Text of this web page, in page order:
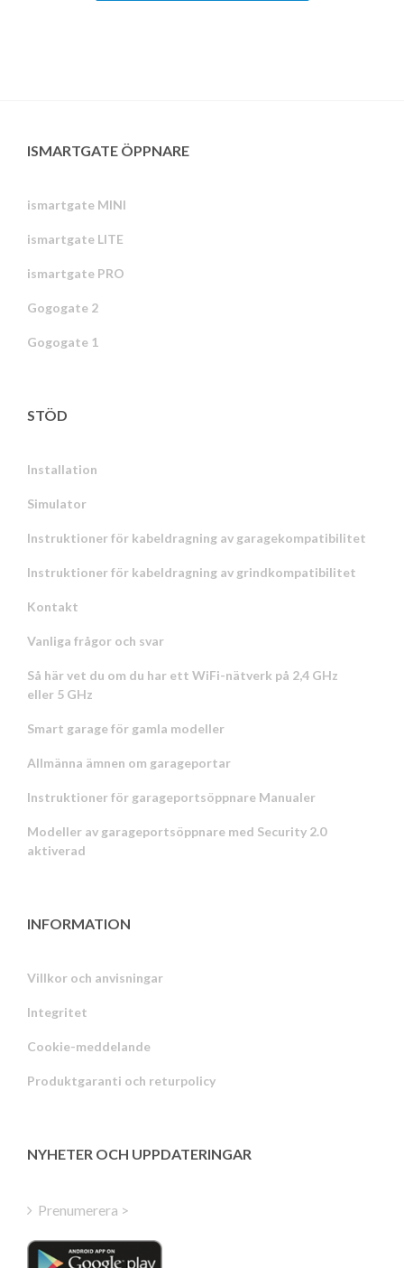
ISMARTGATE ÖPPNARE
ismartgate MINI
ismartgate LITE
ismartgate PRO
Gogogate 2
Gogogate 1
STÖD
Installation
Simulator
Instruktioner för kabeldragning av garagekompatibilitet
Instruktioner för kabeldragning av grindkompatibilitet
Kontakt
Vanliga frågor och svar
Så här vet du om du har ett WiFi-nätverk på 2,4 GHz
eller 5 GHz
Smart garage för gamla modeller
Allmänna ämnen om garageportar
Instruktioner för garageportsöppnare Manualer
Modeller av garageportsöppnare med Security 2.0
aktiverad
INFORMATION
Villkor och anvisningar
Integritet
Cookie-meddelande
Produktgaranti och returpolicy
NYHETER OCH UPPDATERINGAR
Prenumerera >